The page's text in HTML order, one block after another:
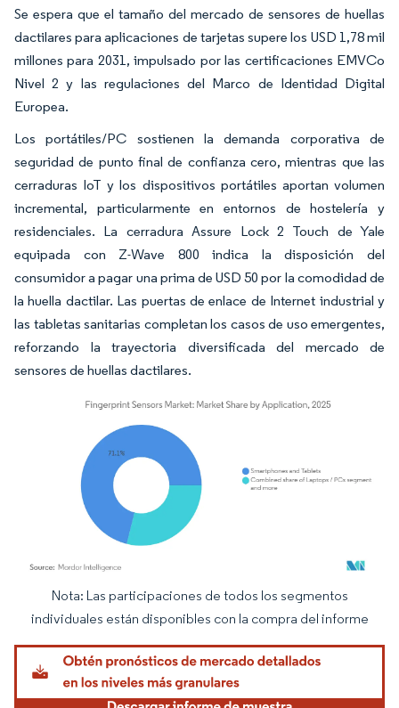
Se espera que el tamaño del mercado de sensores de huellas
dactilares para aplicaciones de tarjetas supere los USD 1,78 mil
millones para 2031, impulsado por las certificaciones EMVCo
Nivel 2 y las regulaciones del Marco de Identidad Digital
Europea.
Los portátiles/PC sostienen la demanda corporativa de
seguridad de punto final de confianza cero, mientras que las
cerraduras IoT y los dispositivos portátiles aportan volumen
incremental, particularmente en entornos de hostelería y
residenciales. La cerradura Assure Lock 2 Touch de Yale
equipada con Z-Wave 800 indica la disposición del
consumidor a pagar una prima de USD 50 por la comodidad de
la huella dactilar. Las puertas de enlace de Internet industrial y
las tabletas sanitarias completan los casos de uso emergentes,
reforzando la trayectoria diversificada del mercado de
sensores de huellas dactilares.
Imagen © Mordor Intelligence. El uso requiere atribución según CC BY 4.0.
Nota: Las participaciones de todos los segmentos
individuales están disponibles con la compra del informe